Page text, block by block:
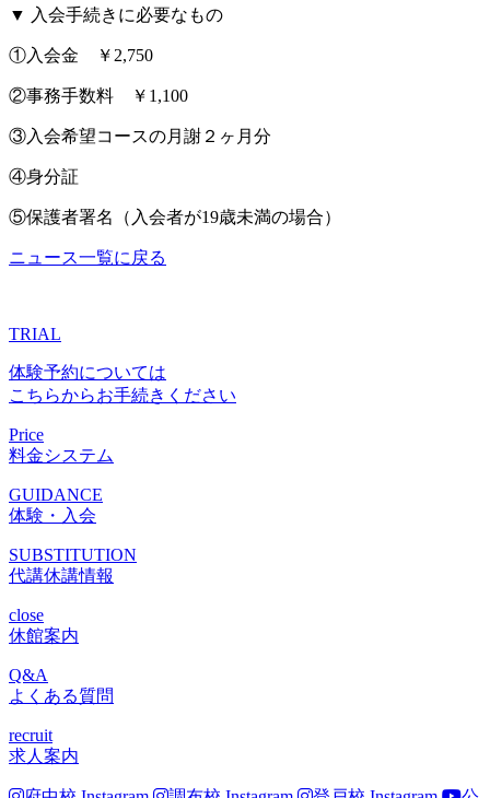
▼ 入会手続きに必要なもの
①入会金 ￥2,750
②事務手数料 ￥1,100
③入会希望コースの月謝２ヶ月分
④身分証
⑤保護者署名（入会者が19歳未満の場合）
ニュース一覧に戻る
TRIAL
体験予約については
こちらからお手続きください
Price
料金システム
GUIDANCE
体験・入会
SUBSTITUTION
代講休講情報
close
休館案内
Q&A
よくある質問
recruit
求人案内